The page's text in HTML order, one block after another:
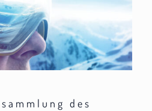
des